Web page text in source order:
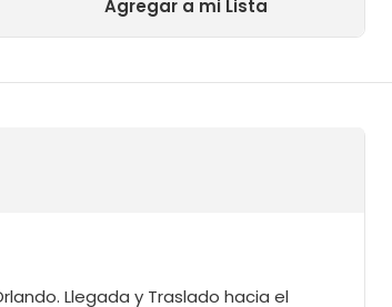
Agregar a mi Lista
Llegada y Traslado hacia el